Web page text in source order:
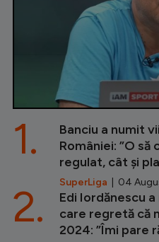
Banciu a numit
României: ”O
regulat, cât și
SuperLiga | 04
1.
Edi Iordănescu
care regretă că
2024: ”Îmi pare
2.